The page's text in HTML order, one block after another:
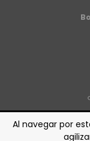
Al navegar por